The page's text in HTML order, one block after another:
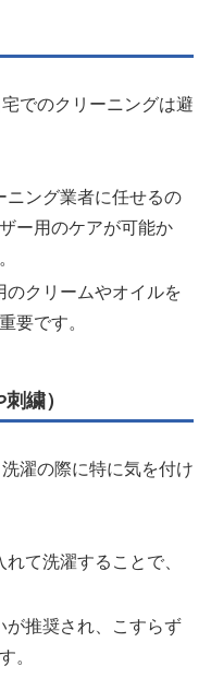
でのクリーニングは避
ニング業者に任せるの
ー用のケアが可能か
のクリームやオイルを
要です。
繍）
濯の際に特に気を付け
て洗濯することで、
が推奨され、こすらず
。